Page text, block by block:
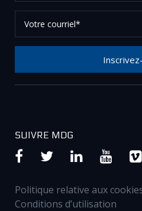
courriel*
SUIVRE MDG
Politique relative aux
Conditions d’utilisation